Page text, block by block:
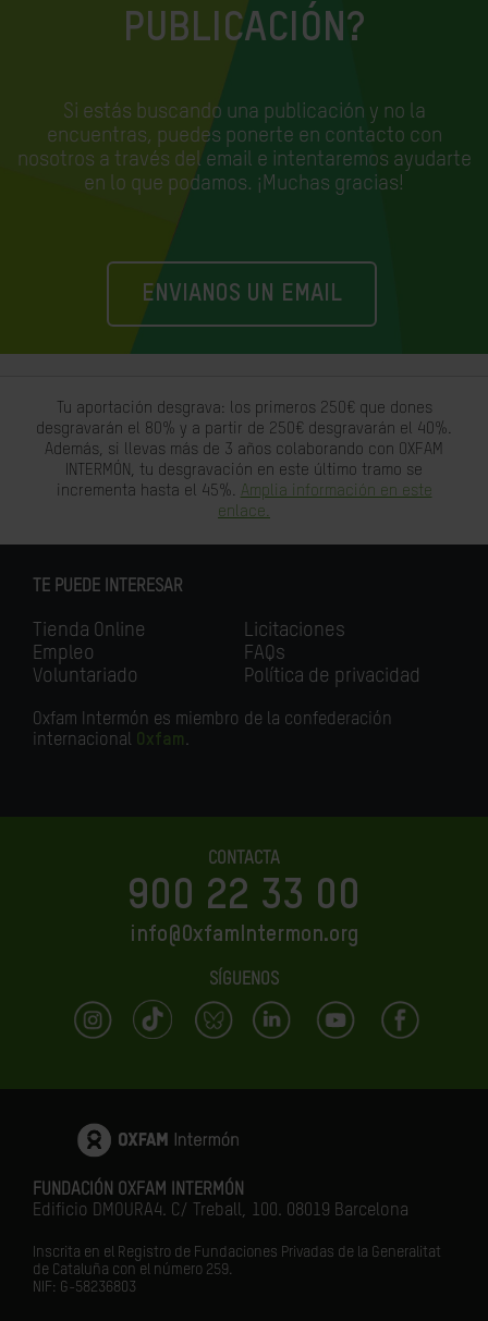
PUBLICACIÓN?
Si estás buscando una publicación y no la
encuentras, puedes ponerte en contacto con
nosotros a través del email e intentaremos ayudarte
en lo que podamos. ¡Muchas gracias!
ENVIANOS UN EMAIL
Tu aportación desgrava: los primeros 250€ que dones
desgravarán el 80% y a partir de 250€ desgravarán el 40%.
Además, si llevas más de 3 años colaborando con OXFAM
INTERMÓN, tu desgravación en este último tramo se
incrementa hasta el 45%. Amplia información en este
enlace.
TE PUEDE INTERESAR
Tienda Online
Empleo
Voluntariado
Licitaciones
FAQs
Política de privacidad
Oxfam Intermón es miembro de la confederación
internacional Oxfam.
CONTACTA
900 22 33 00
info@OxfamIntermon.org
SÍGUENOS
FUNDACIÓN OXFAM INTERMÓN
Edificio DMOURA4. C/ Treball, 100. 08019 Barcelona
Inscrita en el Registro de Fundaciones Privadas de la Generalitat
de Cataluña con el número 259.
NIF: G-58236803